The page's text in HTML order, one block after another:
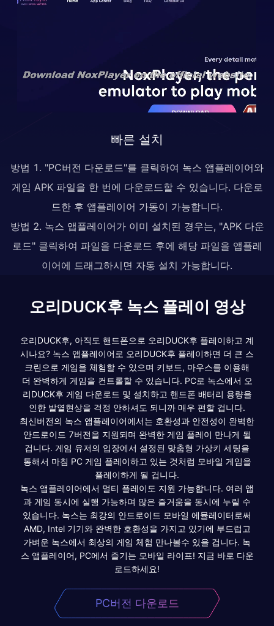
빠른 설치
방법 1. "PC버전 다운로드"를 클릭하여 녹스 앱플레이어와
게임 APK 파일을 한 번에 다운로드할 수 있습니다. 다운로
드한 후 앱플레이어 가동이 가능합니다.
방법 2. 녹스 앱플레이어가 이미 설치된 경우는, "APK 다운
로드" 클릭하여 파일을 다운로드 후에 해당 파일을 앱플레
이어에 드래그하시면 자동 설치 가능합니다.
오리DUCK후 녹스 플레이 영상
오리DUCK후, 아직도 핸드폰으로 오리DUCK후 플레이하고 계
시나요? 녹스 앱플레이어로 오리DUCK후 플레이하면 더 큰 스
크린으로 게임을 체험할 수 있으며 키보드, 마우스를 이용해
더 완벽하게 게임을 컨트롤할 수 있습니다. PC로 녹스에서 오
리DUCK후 게임 다운로드 및 설치하고 핸드폰 배터리 용량을
인한 발열현상을 걱정 안하셔도 되니까 매우 편할 겁니다.
최신버전의 녹스 앱플레이어에서는 호환성과 안전성이 완벽한
안드로이드 7버전을 지원되며 완벽한 게임 플레이 만나게 될
겁니다. 게임 유저의 입장에서 설정된 맞춤형 가상키 세팅을
통해서 마침 PC 게임 플레이하고 있는 것처럼 모바일 게임을
플레이하게 될 겁니다.
녹스 앱플레이어에서 멀티 플레이도 지원 가능합니다. 여러 앱
과 게임 동시에 실행 가능하며 많은 즐거움을 동시에 누릴 수
있습니다. 녹스는 최강의 안드로이드 모바일 에뮬레이터로써
AMD, Intel 기기와 완벽한 호환성을 가지고 있기에 부드럽고
가벼운 녹스에서 최상의 게임 체험 만나볼수 있을 겁니다. 녹
스 앱플레이어, PC에서 즐기는 모바일 라이프! 지금 바로 다운
로드하세요!
PC버전 다운로드